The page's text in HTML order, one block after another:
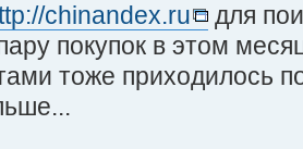
chinandex.ru
для
покупок в этом
тоже приходилось